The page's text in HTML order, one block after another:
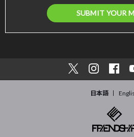
SUBMIT YOUR
日本語